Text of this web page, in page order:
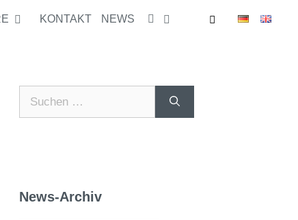
KONTAKT NEWS
News-Archiv